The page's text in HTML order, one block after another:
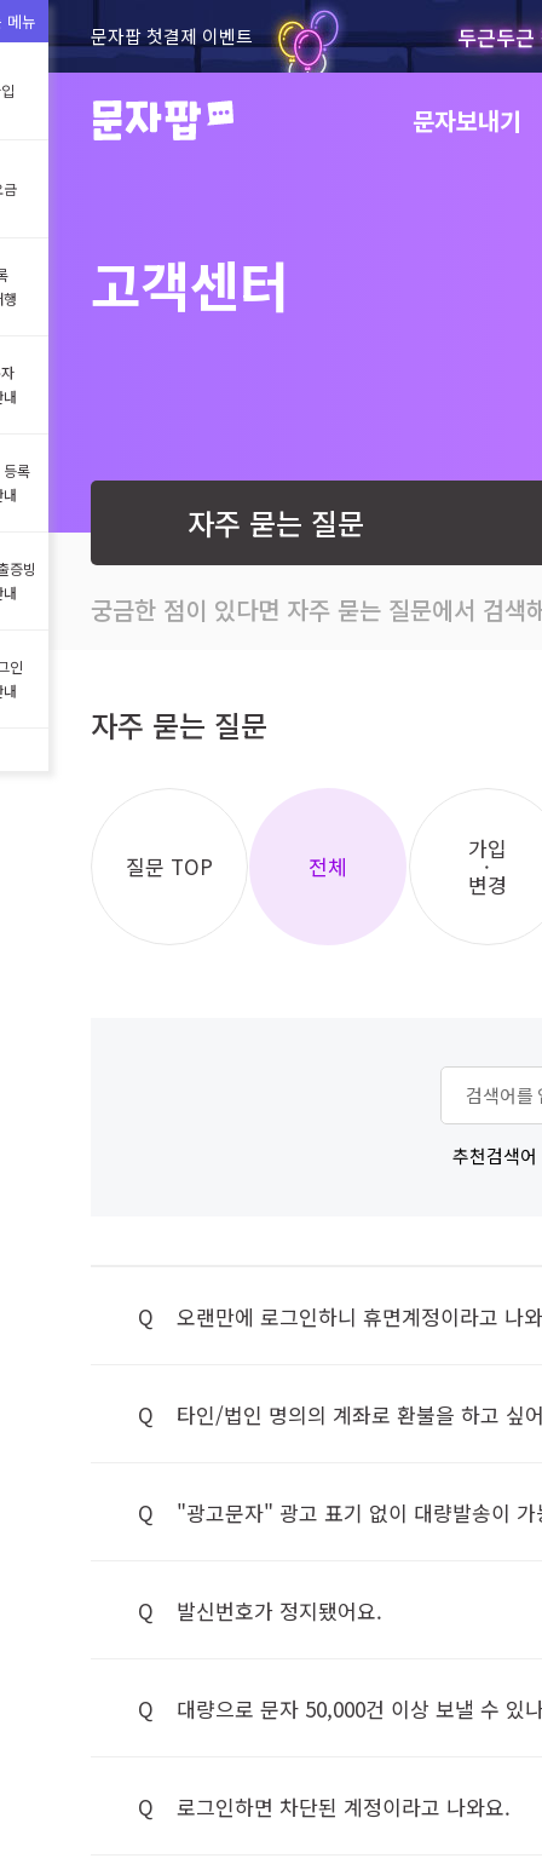
문자팝 첫결제 이벤트 두근두
문자보내기
메뉴
록
증빙
인
고객센터
자주 묻는 질문
궁금한 점이 있다면 자주 묻는 질문에서 검색
자주 묻는 질문
질문 TOP 전체
가입
·
변경
추천검색어
Q 오랜만에 로그인하니 휴면계정이라고 나
Q 타인/법인 명의의 계좌로 환불을 하고 싶
Q "광고문자" 광고 표기 없이 대량발송이 가
Q 발신번호가 정지됐어요.
Q 대량으로 문자 50,000건 이상 보낼 수 있
Q 로그인하면 차단된 계정이라고 나와요.